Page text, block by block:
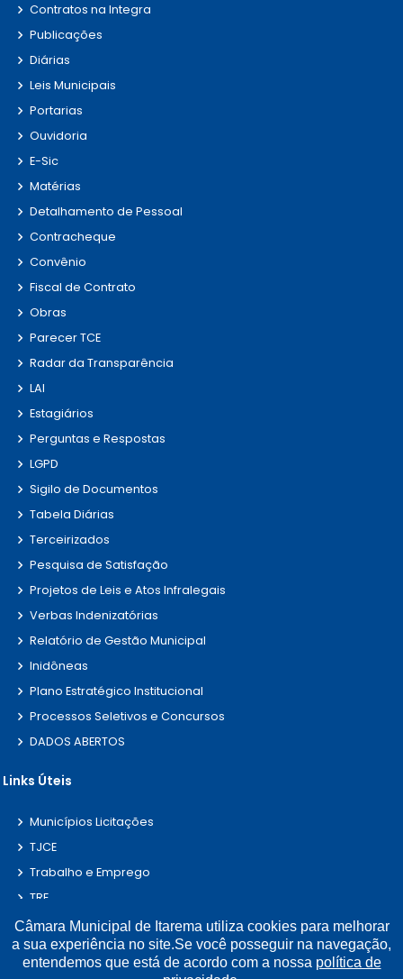
Contratos na Integra
Publicações
Diárias
Leis Municipais
Portarias
Ouvidoria
E-Sic
Matérias
Detalhamento de Pessoal
Contracheque
Convênio
Fiscal de Contrato
Obras
Parecer TCE
Radar da Transparência
LAI
Estagiários
Perguntas e Respostas
LGPD
Sigilo de Documentos
Tabela Diárias
Terceirizados
Pesquisa de Satisfação
Projetos de Leis e Atos Infralegais
Verbas Indenizatórias
Relatório de Gestão Municipal
Inidôneas
Plano Estratégico Institucional
Processos Seletivos e Concursos
DADOS ABERTOS
Links Úteis
Municípios Licitações
TJCE
Trabalho e Emprego
TRE
TCE
Câmara Municipal de Itarema utiliza cookies para melhorar
a sua experiência no site.Se você posseguir na navegação,
entendemos que está de acordo com a nossa política de